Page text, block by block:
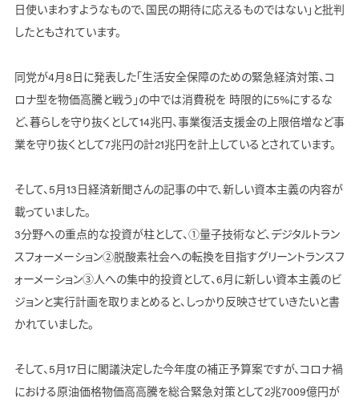
日使いまわすようなもので、国民の期待に応えるものではない」と批判
したともされています。
同党が4月8日に発表した「生活安全保障のための緊急経済対策、コ
ロナ型を物価高騰と戦う」の中では消費税を 時限的に5%にするな
ど、暮らしを守り抜くとして14兆円、事業復活支援金の上限倍増など事
業を守り抜くとして7兆円の計21兆円を計上しているとされています。
そして、5月13日経済新聞さんの記事の中で、新しい資本主義の内容が
載っていました。
3分野への重点的な投資が柱として、①量子技術など、デジタルトラン
スフォーメーション②脱酸素社会への転換を目指すグリーントランスフ
ォーメーション③人への集中的投資として、6月に新しい資本主義のビ
ジョンと実行計画を取りまとめると、しっかり反映させていきたいと書
かれていました。
そして、5月17日に閣議決定した今年度の補正予算案ですが、コロナ禍
における原油価格物価高高騰を総合緊急対策として2兆7009億円が